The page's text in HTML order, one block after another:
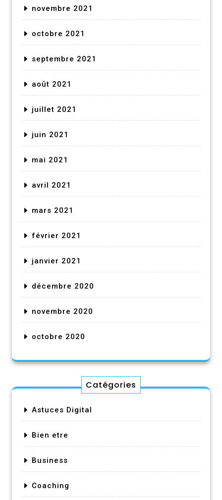
novembre 2021
octobre 2021
septembre 2021
août 2021
juillet 2021
juin 2021
mai 2021
avril 2021
mars 2021
février 2021
janvier 2021
décembre 2020
novembre 2020
octobre 2020
Catégories
Astuces Digital
Bien etre
Business
Coaching